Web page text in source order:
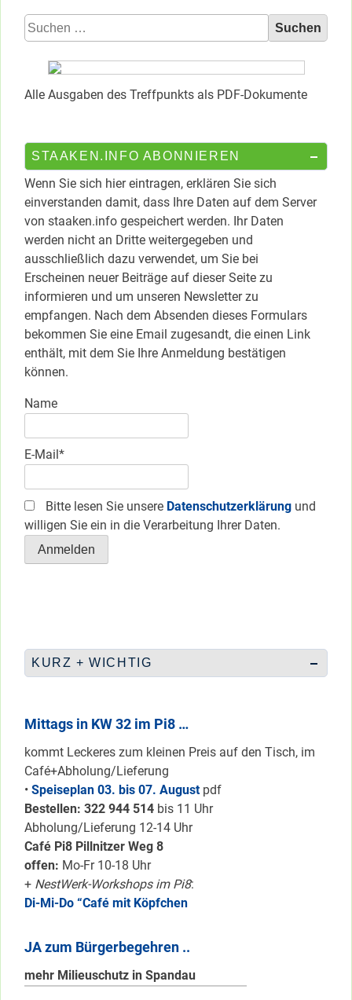
Suchen
nach:
Alle Ausgaben des Treffpunkts als PDF-Dokumente
STAAKEN.INFO ABONNIEREN
Wenn Sie sich hier eintragen, erklären Sie sich
einverstanden damit, dass Ihre Daten auf dem Server
von staaken.info gespeichert werden. Ihr Daten
werden nicht an Dritte weitergegeben und
ausschließlich dazu verwendet, um Sie bei
Erscheinen neuer Beiträge auf dieser Seite zu
informieren und um unseren Newsletter zu
empfangen. Nach dem Absenden dieses Formulars
bekommen Sie eine Email zugesandt, die einen Link
enthält, mit dem Sie Ihre Anmeldung bestätigen
können.
Name
E-Mail*
Bitte lesen Sie unsere Datenschutzerklärung und
willigen Sie ein in die Verarbeitung Ihrer Daten.
KURZ + WICHTIG
Mittags in KW 32 im Pi8 …
kommt Leckeres zum kleinen Preis auf den Tisch, im
Café+Abholung/Lieferung
• Speiseplan 03. bis 07. August pdf
Bestellen: 322 944 514 bis 11 Uhr
Abholung/Lieferung 12-14 Uhr
Café Pi8 Pillnitzer Weg 8
offen: Mo-Fr 10-18 Uhr
+ NestWerk-Workshops im Pi8:
Di-Mi-Do “Café mit Köpfchen
JA zum Bürgerbegehren ..
mehr Milieuschutz in Spandau